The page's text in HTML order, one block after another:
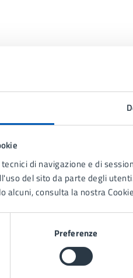
di navigazione e di
del sito da parte degli
alcuni, consulta la nostra
Preferenze
e Protezione civile